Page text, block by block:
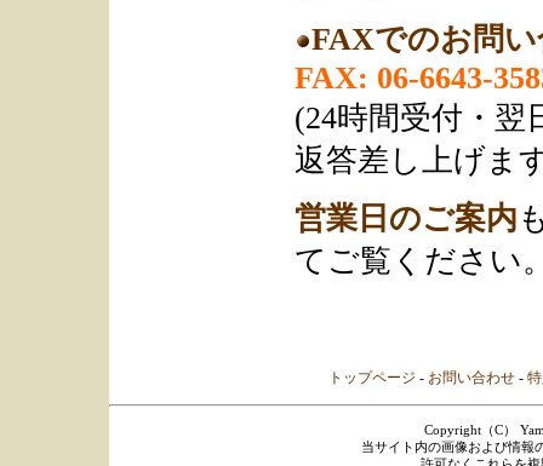
FAXでのお問
FAX: 06-6643-
(24時間受付・翌
返答差し上げま
営業日のご案内
てご覧ください
トップページ - お問い合わせ -
Copyright（C）
当サイト内の画像および情報